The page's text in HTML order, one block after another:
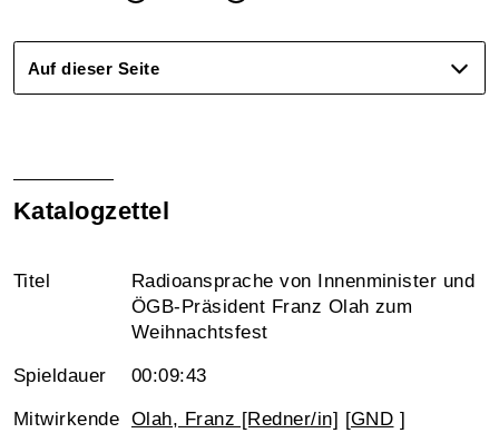
Auf dieser Seite
Katalogzettel
Titel
Radioansprache von Innenminister und
ÖGB-Präsident Franz Olah zum
Weihnachtsfest
Spieldauer 00:09:43
Mitwirkende Olah, Franz [Redner/in] [GND ]